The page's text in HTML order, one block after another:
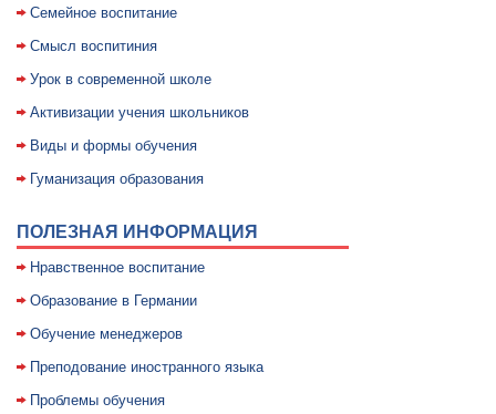
Семейное воспитание
Смысл воспитиния
Уpок в совpеменной школе
Активизации учения школьников
Виды и формы обучения
Гуманизация образования
ПОЛЕЗНАЯ ИНФОРМАЦИЯ
Нравственное воспитание
Образование в Германии
Обучение менеджеров
Преподование иностранного языка
Проблемы обучения